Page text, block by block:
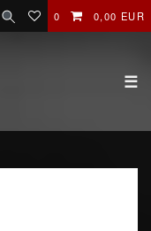
0 0,00 EUR
☰